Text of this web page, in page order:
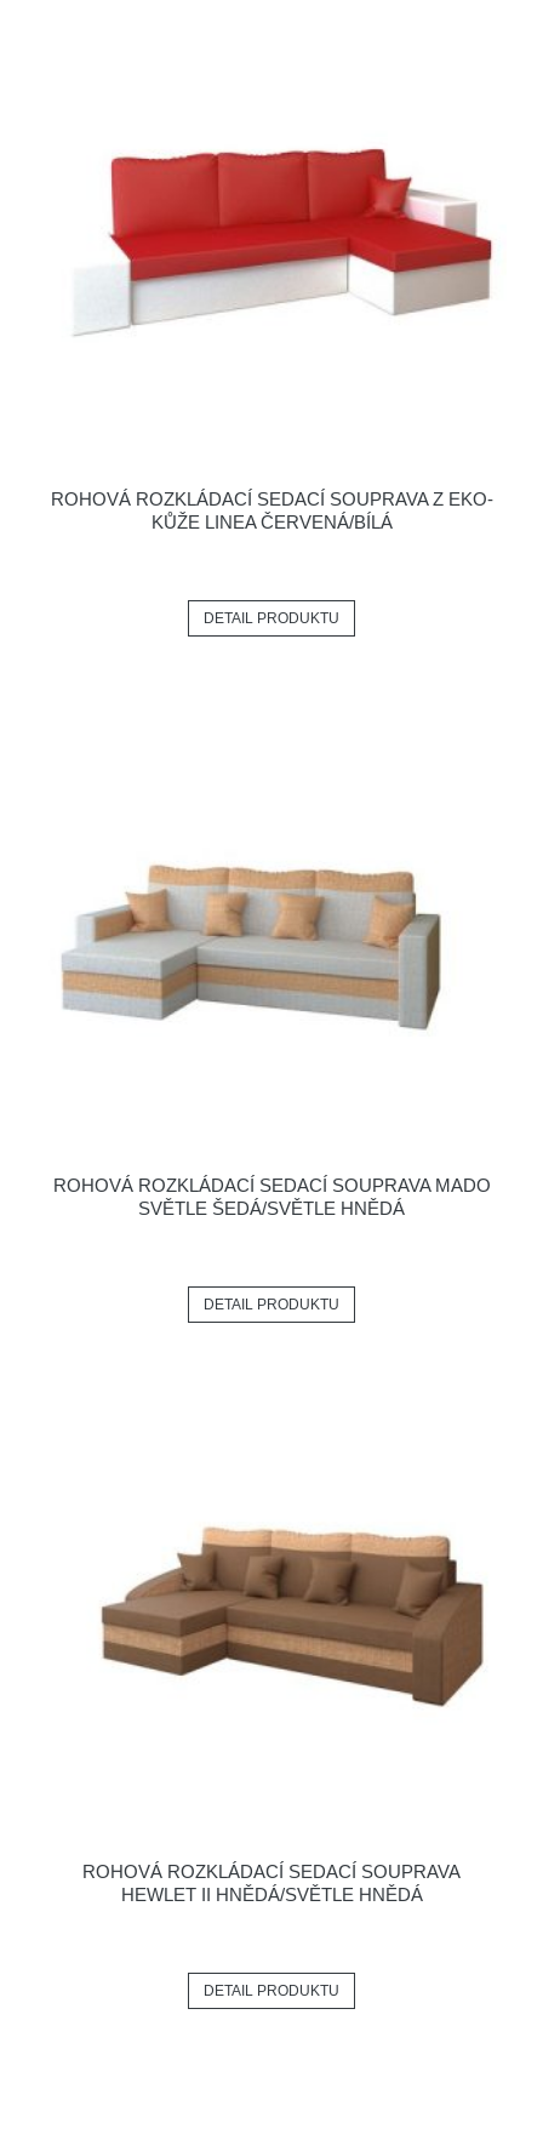
ROHOVÁ ROZKLÁDACÍ SEDACÍ SOUPRAVA Z EKO-
KŮŽE LINEA ČERVENÁ/BÍLÁ
DETAIL PRODUKTU
ROHOVÁ ROZKLÁDACÍ SEDACÍ SOUPRAVA MADO
SVĚTLE ŠEDÁ/SVĚTLE HNĚDÁ
DETAIL PRODUKTU
ROHOVÁ ROZKLÁDACÍ SEDACÍ SOUPRAVA
HEWLET II HNĚDÁ/SVĚTLE HNĚDÁ
DETAIL PRODUKTU